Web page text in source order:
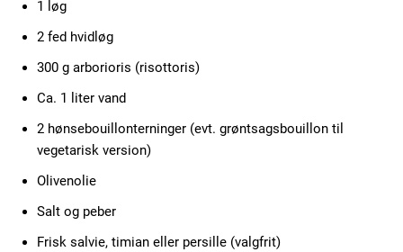
1 løg
2 fed hvidløg
300 g arborioris (risottoris)
Ca. 1 liter vand
2 hønsebouillonterninger (evt. grøntsagsbouillon til
vegetarisk version)
Olivenolie
Salt og peber
Frisk salvie, timian eller persille (valgfrit)